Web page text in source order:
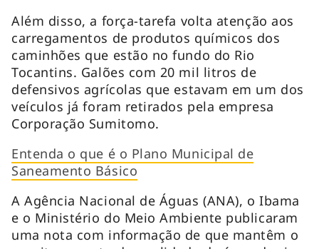
Além disso, a força-tarefa volta atenção aos
carregamentos de produtos químicos dos
caminhões que estão no fundo do Rio
Tocantins. Galões com 20 mil litros de
defensivos agrícolas que estavam em um dos
veículos já foram retirados pela empresa
Corporação Sumitomo.
Entenda o que é o Plano Municipal de
Saneamento Básico
A Agência Nacional de Águas (ANA), o Ibama
e o Ministério do Meio Ambiente publicaram
uma nota com informação de que mantêm o